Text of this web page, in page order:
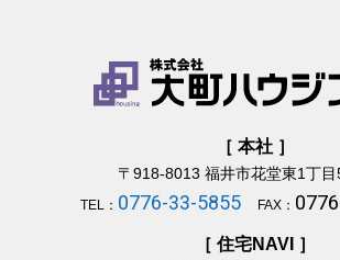
［ 本社 ］
〒918-8013 福井市花堂東1丁
TEL： 0776-33-5855 FAX：
［ 住宅NAVI ］